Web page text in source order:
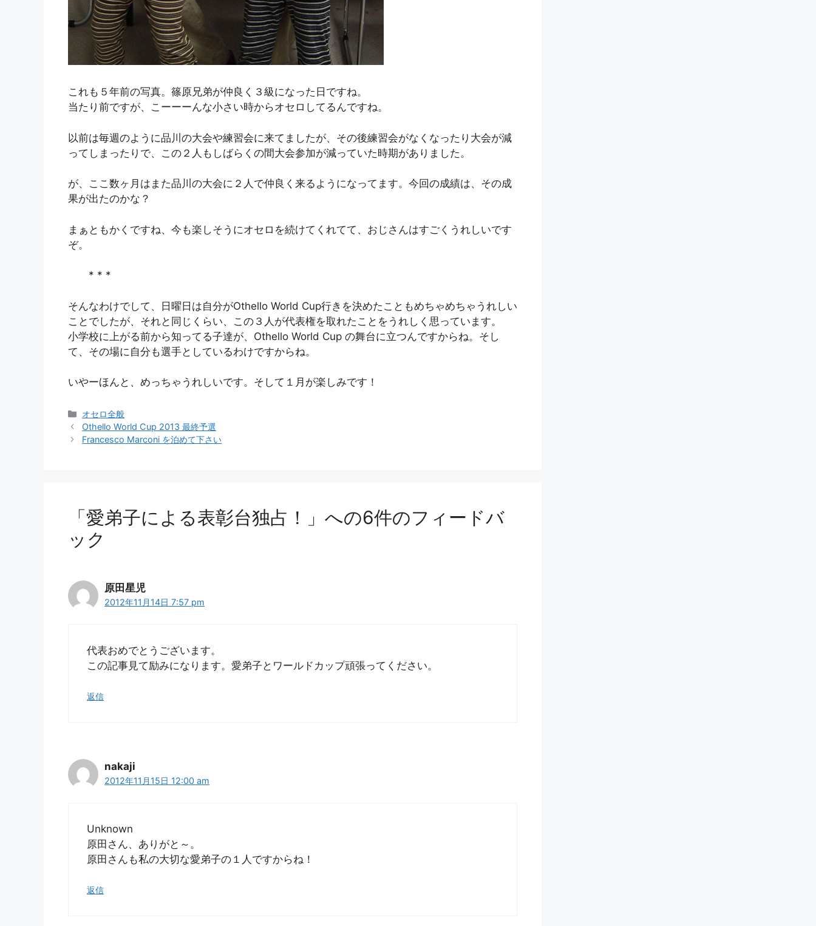
これも５年前の写真。篠原兄弟が仲良く３級になった日ですね。
当たり前ですが、こーーーんな小さい時からオセロしてるんですね。
以前は毎週のように品川の大会や練習会に来てましたが、その後練習会がなくなったり大会が減
ってしまったりで、この２人もしばらくの間大会参加が減っていた時期がありました。
が、ここ数ヶ月はまた品川の大会に２人で仲良く来るようになってます。今回の成績は、その成
果が出たのかな？
まぁともかくですね、今も楽しそうにオセロを続けてくれてて、おじさんはすごくうれしいです
ぞ。
* * *
そんなわけでして、日曜日は自分がOthello World Cup行きを決めたこともめちゃめちゃうれしい
ことでしたが、それと同じくらい、この３人が代表権を取れたことをうれしく思っています。
小学校に上がる前から知ってる子達が、Othello World Cup の舞台に立つんですからね。そし
て、その場に自分も選手としているわけですからね。
いやーほんと、めっちゃうれしいです。そして１月が楽しみです！
カ
テ
ゴ
オセロ全般
Othello World Cup 2013 最終予選
Francesco Marconi を泊めて下さい
「愛弟子による表彰台独占！」への6件のフィードバ
ック
原田星児
2012年11月14日 7:57 pm
代表おめでとうございます。
この記事見て励みになります。愛弟子とワールドカップ頑張ってください。
返信
nakaji
2012年11月15日 12:00 am
Unknown
原田さん、ありがと～。
原田さんも私の大切な愛弟子の１人ですからね！
返信